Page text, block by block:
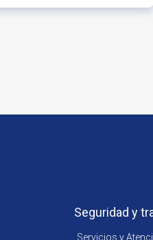
Seguridad y
Servicios y